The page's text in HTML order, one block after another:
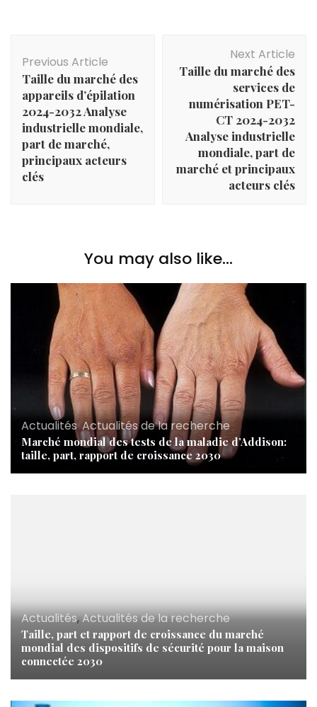
Navigation
Previous Article
Taille du marché des
appareils d’épilation
2024-2032 Analyse
industrielle mondiale,
part de marché,
principaux acteurs
clés
Next Article
Taille du marché des
services de
numérisation PET-
CT 2024-2032
Analyse industrielle
mondiale, part de
marché et principaux
acteurs clés
You may also like...
Actualités,Actualités de la recherche
Marché mondial des tests de la maladie d’Addison:
taille, part, rapport de croissance 2030
Actualités,Actualités de la recherche
Taille, part et rapport de croissance du marché
mondial des dispositifs de sécurité pour la maison
connectée 2030